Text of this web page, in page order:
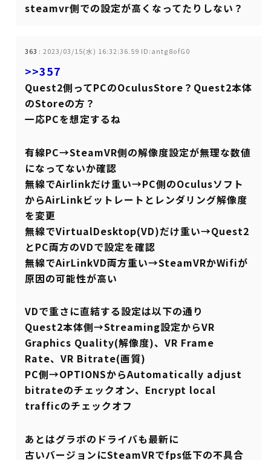
steamvr側での設定が高くなってたりしない？
363 : 2023/03/15(水) 16:32:36.59 ID:antg8ofG0
>>357
Quest2側ってPCのOculusStore？Quest2本体
のStoreの方？
一応PCを想定するね
有線PC→SteamVR側の解像度設定が無理な数値
になってないか確認
無線でAirlinkだけ重い→PC側のOculusソフト
からAirLinkビットレートとレンダリング解像度
を変更
無線でVirtualDesktop(VD)だけ重い→Quest2
とPC両方のVDで設定を確認
無線でAirLinkVD両方重い→SteamVRかWifiが
原因の可能性が高い
VDで重さに直結する設定は以下の通り
Quest2本体側→Streaming設定からVR
Graphics Quality(解像度)、VR Frame
Rate、VR Bitrate(画質)
PC側→OPTIONSからAutomatically adjust
bitrateのチェックオン、Encrypt local
trafficのチェックオフ
あとはグラボのドライバも最新に
古いバージョンにSteamVRでfps低下の不具合